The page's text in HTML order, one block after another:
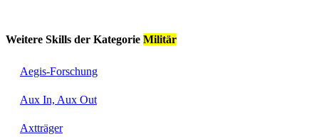
Weitere Skills der Kategorie Militär
Aegis-Forschung
Aux In, Aux Out
Axtträger